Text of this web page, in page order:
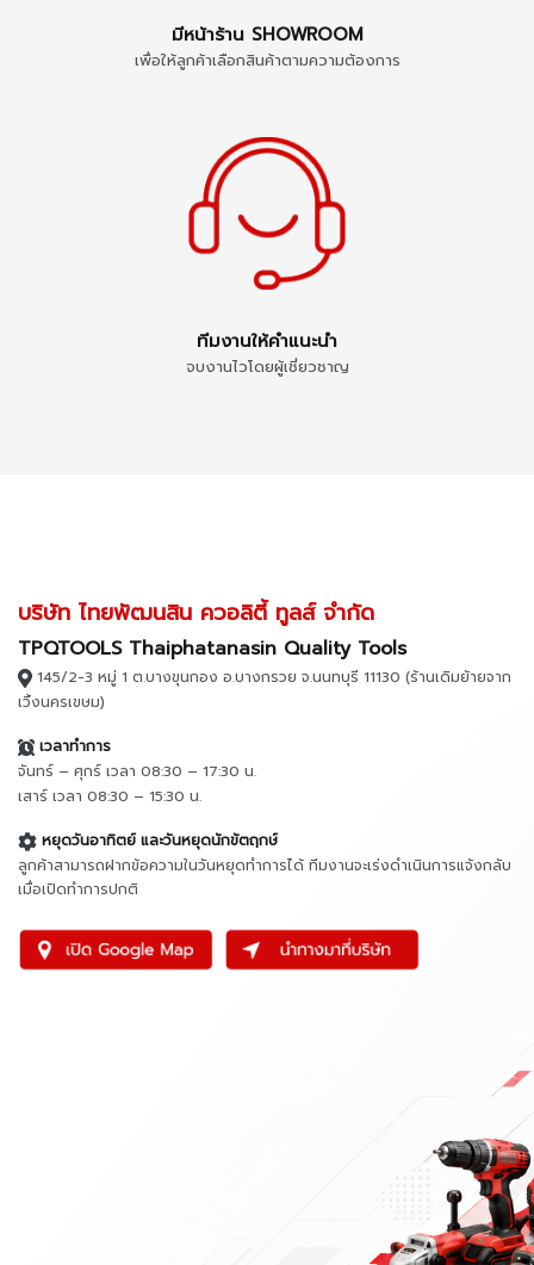
มีหน้าร้าน SHOWROOM
เพื่อให้ลูกค้าเลือกสินค้าตามความต้องการ
ทีมงานให้คำแนะนำ
จบงานไวโดยผู้เชี่ยวชาญ
บริษัท ไทยพัฒนสิน ควอลิตี้ ทูลส์ จำกัด
TPQTOOLS Thaiphatanasin Quality Tools
145/2-3 หมู่ 1 ต.บางขุนกอง อ.บางกรวย จ.นนทบุรี 11130 (ร้านเดิมย้ายจาก
เวิ้งนครเขษม)
เวลาทำการ
จันทร์ – ศุกร์ เวลา 08:30 – 17:30 น.
เสาร์ เวลา 08:30 – 15:30 น.
หยุดวันอาทิตย์ และวันหยุดนักขัตฤกษ์
ลูกค้าสามารถฝากข้อความในวันหยุดทำการได้ ทีมงานจะเร่งดำเนินการแจ้งกลับ
เมื่อเปิดทำการปกติ